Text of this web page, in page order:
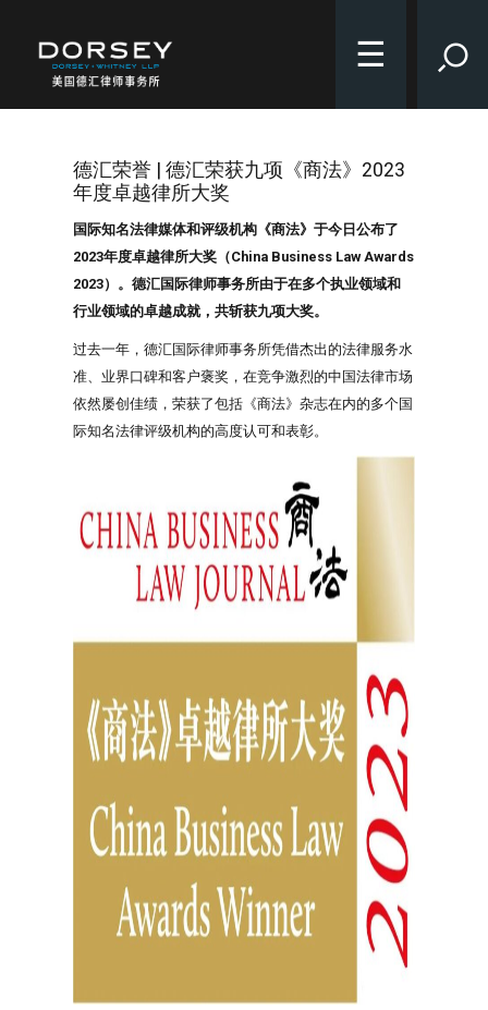
☰
德汇荣誉 | 德汇荣获九项《商法》2023
年度卓越律所大奖
国际知名法律媒体和评级机构《商法》于今日公布了
2023年度卓越律所大奖（China Business Law Awards
2023）。德汇国际律师事务所由于在多个执业领域和
行业领域的卓越成就，共斩获九项大奖。
过去一年，德汇国际律师事务所凭借杰出的法律服务水
准、业界口碑和客户褒奖，在竞争激烈的中国法律市场
依然屡创佳绩，荣获了包括《商法》杂志在内的多个国
际知名法律评级机构的高度认可和表彰。